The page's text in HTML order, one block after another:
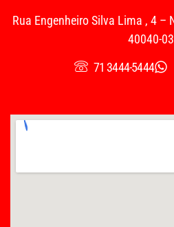
Rua Engenheiro Silva Lima , 4 –
40040-
71 3444-5444